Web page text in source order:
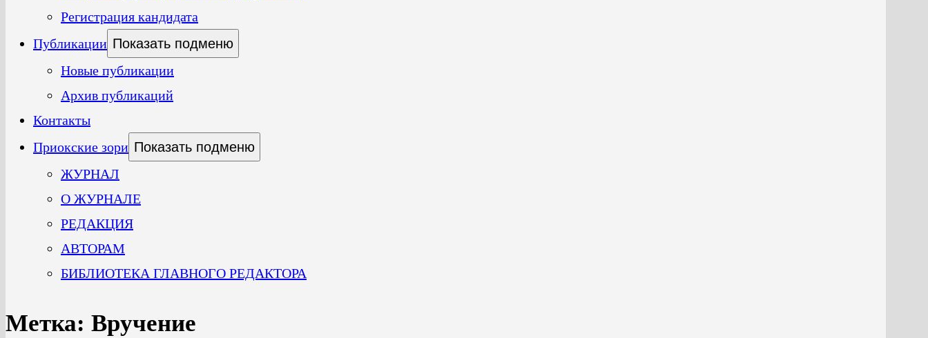
Регистрация кандидата
Публикации Показать подменю
Новые публикации
Архив публикаций
Контакты
Приокские зори Показать подменю
ЖУРНАЛ
О ЖУРНАЛЕ
РЕДАКЦИЯ
АВТОРАМ
БИБЛИОТЕКА ГЛАВНОГО РЕДАКТОРА
Метка: Вручение